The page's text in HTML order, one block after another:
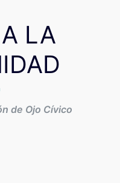
LA
de Ojo Cívico